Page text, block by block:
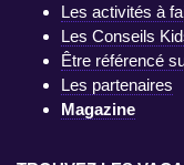
Les activités à
Les Conseils
Être référencé
Les partenaires
Magazine